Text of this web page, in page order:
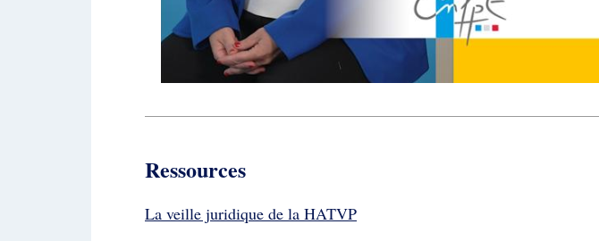
Ressources
La veille juridique de la HATVP